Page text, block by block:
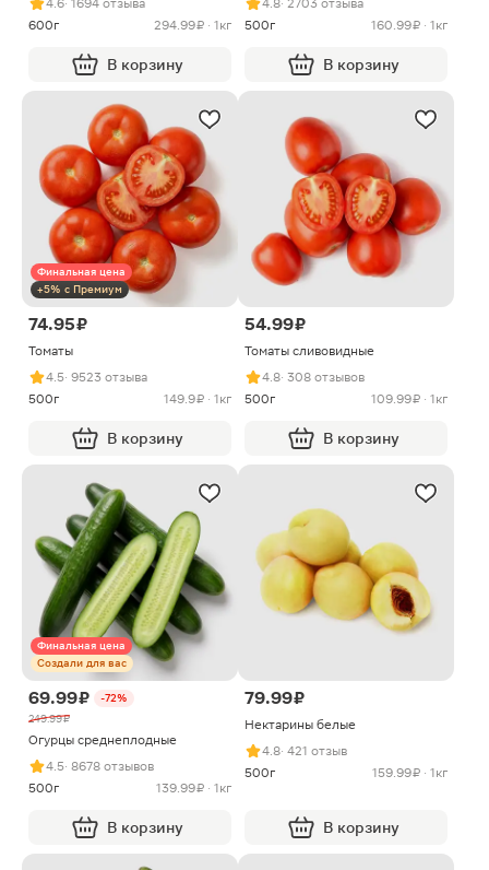
4.6· 1694 отзыва
600г
294.99 ₽ · 1кг
В корзину
4.8· 2703 отзыва
500г
160.99 ₽ · 1кг
В корзину
Финальная цена
+5% с Премиум
74.95 ₽
Томаты
4.5· 9523 отзыва
500г
149.9 ₽ · 1кг
В корзину
54.99 ₽
Томаты сливовидные
4.8· 308 отзывов
500г
109.99 ₽ · 1кг
В корзину
Финальная цена
Создали для вас
69.99 ₽
-72%
249.99 ₽
Огурцы среднеплодные
4.5· 8678 отзывов
500г
139.99 ₽ · 1кг
В корзину
79.99 ₽
Нектарины белые
4.8· 421 отзыв
500г
159.99 ₽ · 1кг
В корзину